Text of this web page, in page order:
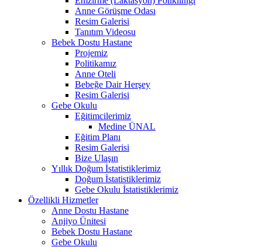
Anne Görüşme Odası
Resim Galerisi
Tanıtım Videosu
Bebek Dostu Hastane
Projemiz
Politikamız
Anne Oteli
Bebeğe Dair Herşey
Resim Galerisi
Gebe Okulu
Eğitimcilerimiz
Medine ÜNAL
Eğitim Planı
Resim Galerisi
Bize Ulaşın
Yıllık Doğum İstatistiklerimiz
Doğum İstatistiklerimiz
Gebe Okulu İstatistiklerimiz
Özellikli Hizmetler
Anne Dostu Hastane
Anjiyo Ünitesi
Bebek Dostu Hastane
Gebe Okulu